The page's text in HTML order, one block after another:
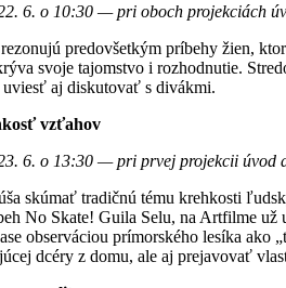
6. o 10:30 — pri oboch projekciách
predovšetkým príbehy žien,
svoje tajomstvo i rozhodnutie.
uviesť aj diskutovať s divákmi.
vzťahov
6. o 13:30 — pri prvej projekcii úvod
skúmať tradičnú tému krehkosti
No Skate! Guila Selu, na Artfilme už
observáciou prímorského lesíka ako
dcéry z domu, ale aj prejavovať